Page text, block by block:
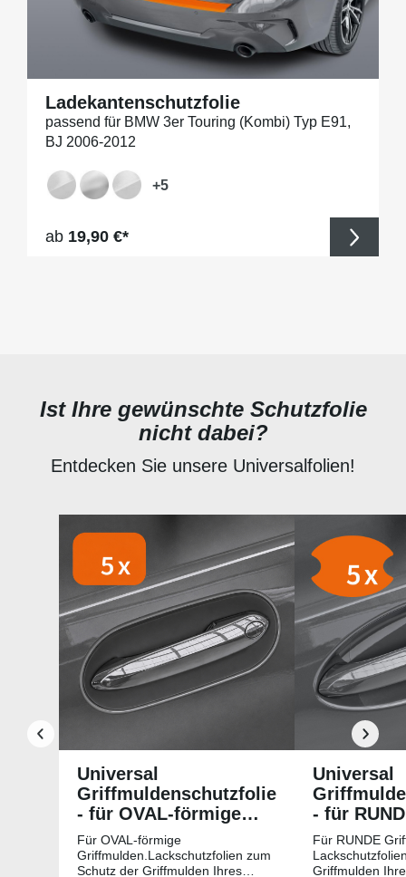
Ladekantenschutzfolie
passend für BMW 3er Touring (Kombi) Typ E91,
BJ 2006-2012
+5
Regulärer Preis:
ab 19,90 €*
Ist Ihre gewünschte Schutzfolie
nicht dabei?
Entdecken Sie unsere Universalfolien!
Universal
Griffmuldenschutzfolie
- für OVAL-förmige
Griffmulden
Für OVAL-förmige
Griffmulden.Lackschutzfolien zum
Schutz der Griffmulden Ihres
Universal
- für
Für RUNDE
Griffmulden